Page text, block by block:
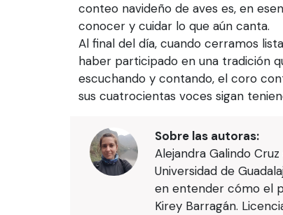
conteo navideño de aves es, en
conocer y cuidar lo que aún canta.
Al final del día, cuando cerramos
haber participado en una tradición
escuchando y contando, el coro
sus cuatrocientas voces sigan
Sobre las autoras:
Alejandra Galindo
Universidad de
en entender cómo el
Kirey Barragán.